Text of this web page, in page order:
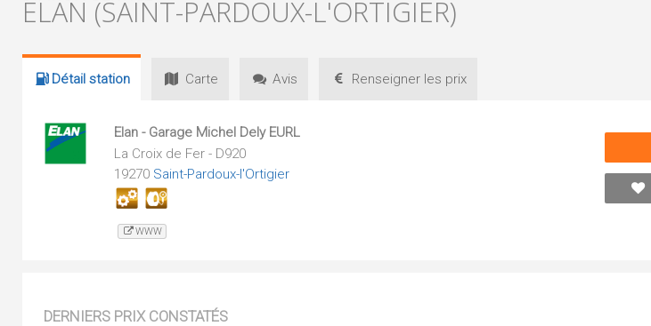
ELAN (SAINT-PARDOUX-L'ORTIGIER)
Détail station Carte Avis Renseigner les prix
Elan - Garage Michel Dely EURL
La Croix de Fer - D920
19270 Saint-Pardoux-l'Ortigier
WWW
DERNIERS PRIX CONSTATÉS